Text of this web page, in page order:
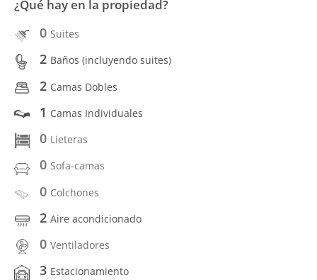
¿Qué hay en la propiedad?
0 Suites
2 Baños (incluyendo suites)
2 Camas Dobles
1 Camas Individuales
0 Lieteras
0 Sofa-camas
0 Colchones
2 Aire acondicionado
0 Ventiladores
3 Estacionamiento